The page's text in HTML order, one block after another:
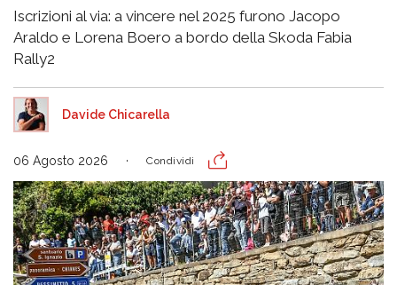
Iscrizioni al via: a vincere nel 2025 furono Jacopo
Araldo e Lorena Boero a bordo della Skoda Fabia
Rally2
Davide Chicarella
06 Agosto 2026 Condividi